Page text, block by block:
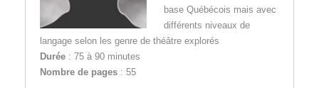
base Québécois mais avec
différents niveaux de
langage selon les genre de théâtre explorés
Durée : 75 à 90 minutes
Nombre de pages : 55